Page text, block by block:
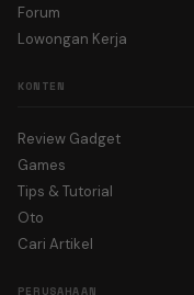
Forum
Lowongan Kerja
KONTEN
Review Gadget
Games
Tips & Tutorial
Oto
Cari Artikel
PERUSAHAAN